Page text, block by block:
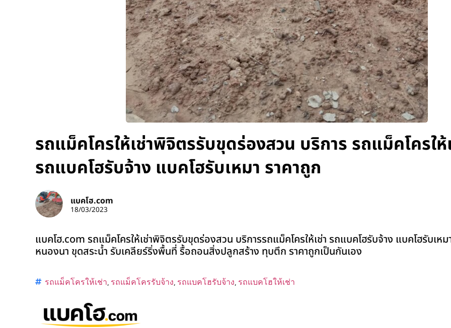
รถแม็คโครให้เช่าพิจิตรรับขุดร่องสวน บริการ รถแม็คโครให้
รถแบคโฮรับจ้าง แบคโฮรับเหมา ราคาถูก
แบคโฮ.com
18/03/2023
แบคโฮ.com รถแม็คโครให้เช่าพิจิตรรับขุดร่องสวน บริการรถแม็คโครให้เช่า รถแบคโฮรับจ้าง แบคโฮรับเห
หนองนา ขุดสระน้ำ รับเคลียร์ริ่งพื้นที่ รื้อถอนสิ่งปลูกสร้าง ทุบตึก ราคาถูกเป็นกันเอง
รถแม็คโครให้เช่า, รถแม็คโครรับจ้าง, รถแบคโฮรับจ้าง, รถแบคโฮให้เช่า